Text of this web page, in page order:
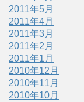
2011年5月
2011年4月
2011年3月
2011年2月
2011年1月
2010年12月
2010年11月
2010年10月